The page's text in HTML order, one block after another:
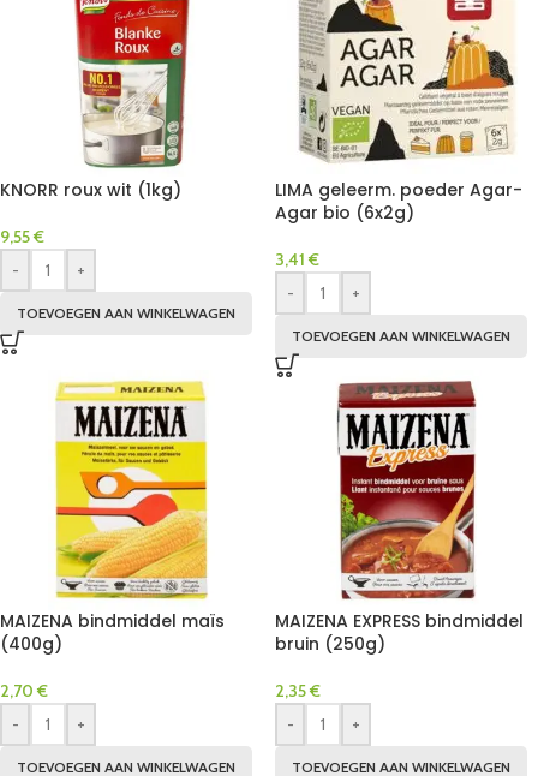
KNORR roux wit (1kg)
9,55€
-
+
TOEVOEGEN AAN WINKELWAGEN
LIMA geleerm. poeder Agar-
Agar bio (6x2g)
3,41 €
-
+
TOEVOEGEN AAN WINKELWAGEN
MAIZENA bindmiddel maïs
(400g)
2,70 €
-
+
TOEVOEGEN AAN WINKELWAGEN
MAIZENA EXPRESS bindmiddel
bruin (250g)
2,35€
-
+
TOEVOEGEN AAN WINKELWAGEN